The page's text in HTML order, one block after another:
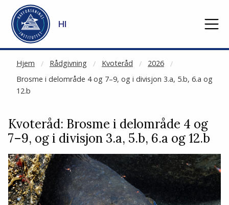
Gå til hovedinnhold
HI
Hjem Rådgivning Kvoteråd
2026
Brosme i delområde 4 og 7–9, og i divisjon 3.a, 5.b, 6.a og
12.b
NOT CACHED
Kvoteråd: Brosme i delområde 4 og
7–9, og i divisjon 3.a, 5.b, 6.a og 12.b